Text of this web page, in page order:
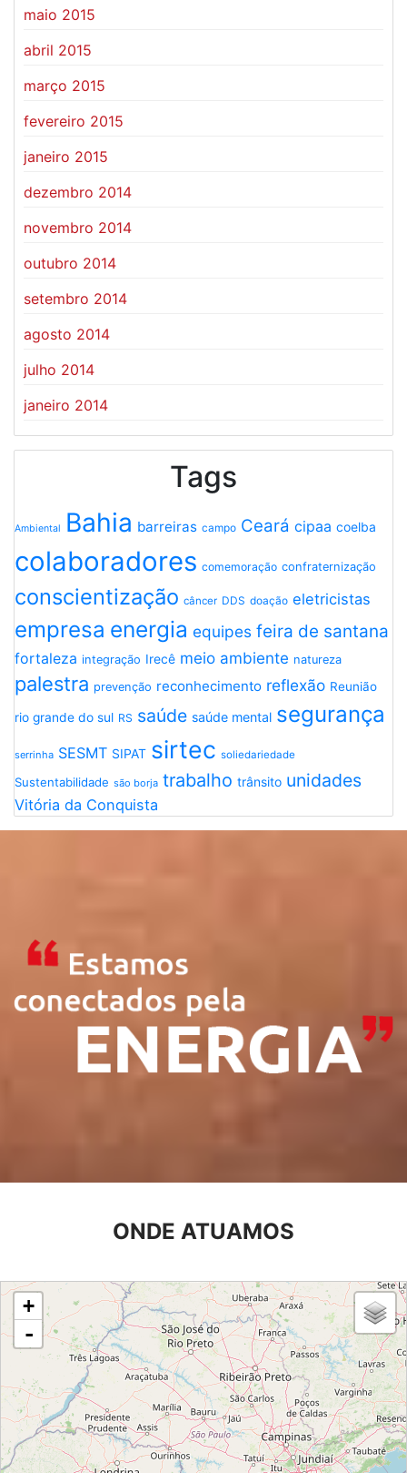
maio 2015
abril 2015
março 2015
fevereiro 2015
janeiro 2015
dezembro 2014
novembro 2014
outubro 2014
setembro 2014
agosto 2014
julho 2014
janeiro 2014
Tags
Ambiental Bahia barreiras campo Ceará cipaa coelba
colaboradores comemoração confraternização
conscientização câncer DDS doação eletricistas
empresa energia equipes feira de santana
fortaleza integração Irecê meio ambiente natureza
palestra prevenção reconhecimento reflexão Reunião
rio grande do sul RS saúde saúde mental segurança
serrinha SESMT SIPAT sirtec soliedariedade
Sustentabilidade são borja trabalho trânsito unidades
Vitória da Conquista
ONDE ATUAMOS
loading map - please wait...
+
-